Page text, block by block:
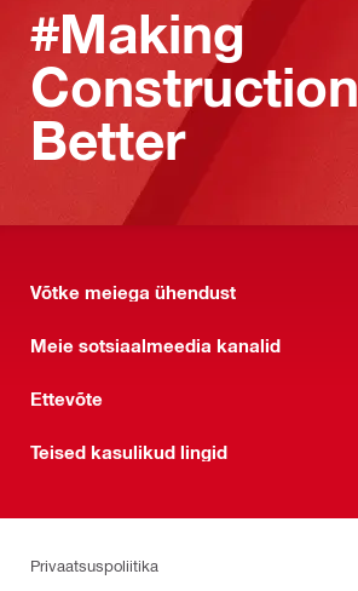
#Making
Construction
Better
Võtke meiega ühendust
Meie sotsiaalmeedia kanalid
Ettevõte
Teised kasulikud lingid
Privaatsuspoliitika